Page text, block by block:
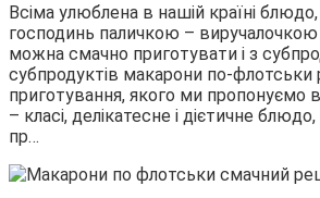
Всіма улюблена в нашій країні
господинь паличкою –
можна смачно приготувати і з
субпродуктів макарони по-флотськи
приготування, якого ми пропонуємо
– класі, делікатесне і дієтичне
пр…